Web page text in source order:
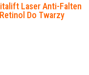
Laser Anti-Falten
Do Twarzy